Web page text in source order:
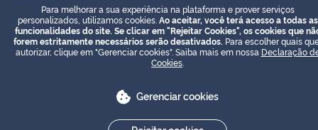
Para melhorar a sua experiência na plataforma e prover serviços
personalizados, utilizamos cookies. Ao aceitar, você terá acesso a todas as
funcionalidades do site. Se clicar em "Rejeitar Cookies", os cookies que
forem estritamente necessários serão desativados. Para escolher quais
autorizar, clique em "Gerenciar cookies". Saiba mais em nossa Declaração
Cookies
Gerenciar cookies